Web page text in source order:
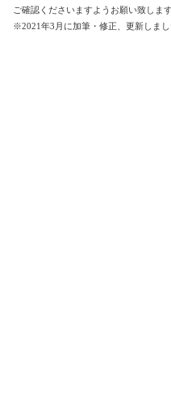
ご確認くださいますようお願い致します
※2021年3月に加筆・修正、更新しまし